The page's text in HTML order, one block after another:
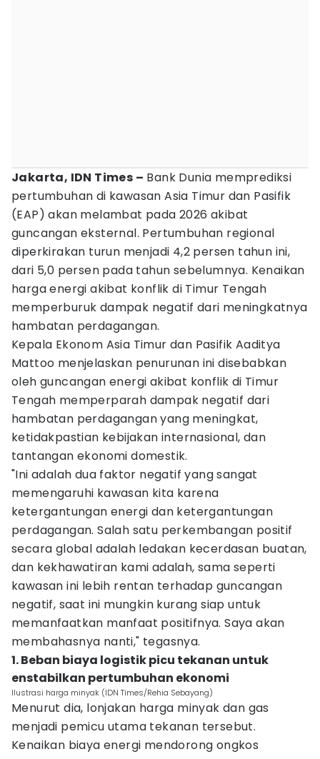
Jakarta, IDN Times – Bank Dunia memprediksi
pertumbuhan di kawasan Asia Timur dan Pasifik
(EAP) akan melambat pada 2026 akibat
guncangan eksternal. Pertumbuhan regional
diperkirakan turun menjadi 4,2 persen tahun ini,
dari 5,0 persen pada tahun sebelumnya. Kenaikan
harga energi akibat konflik di Timur Tengah
memperburuk dampak negatif dari meningkatnya
hambatan perdagangan.
Kepala Ekonom Asia Timur dan Pasifik Aaditya
Mattoo menjelaskan penurunan ini disebabkan
oleh guncangan energi akibat konflik di Timur
Tengah memperparah dampak negatif dari
hambatan perdagangan yang meningkat,
ketidakpastian kebijakan internasional, dan
tantangan ekonomi domestik.
"Ini adalah dua faktor negatif yang sangat
memengaruhi kawasan kita karena
ketergantungan energi dan ketergantungan
perdagangan. Salah satu perkembangan positif
secara global adalah ledakan kecerdasan buatan,
dan kekhawatiran kami adalah, sama seperti
kawasan ini lebih rentan terhadap guncangan
negatif, saat ini mungkin kurang siap untuk
memanfaatkan manfaat positifnya. Saya akan
membahasnya nanti," tegasnya.
1. Beban biaya logistik picu tekanan untuk
enstabilkan pertumbuhan ekonomi
Ilustrasi harga minyak (IDN Times/Rehia Sebayang)
Menurut dia, lonjakan harga minyak dan gas
menjadi pemicu utama tekanan tersebut.
Kenaikan biaya energi mendorong ongkos